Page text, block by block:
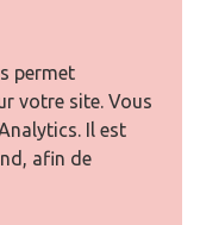
permet
votre site. Vous
Il est
afin de